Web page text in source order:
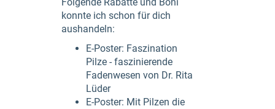
konnte ich schon für dich
aushandeln:
E-Poster: Faszination
Pilze - faszinierende
Fadenwesen von Dr. Rita
Lüder
E-Poster: Mit Pilzen die